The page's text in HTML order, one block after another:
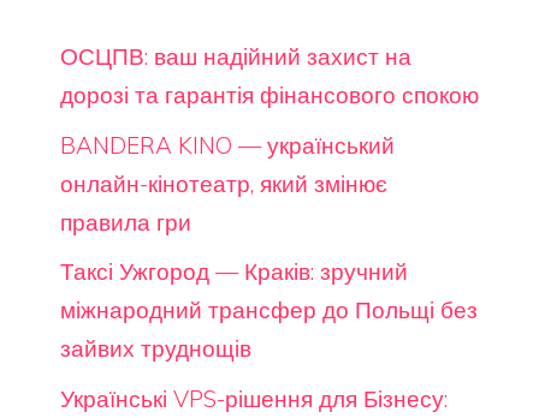
ОСЦПВ: ваш надійний захист на
дорозі та гарантія фінансового спокою
BANDERA KINO — український
онлайн-кінотеатр, який змінює
правила гри
Таксі Ужгород — Краків: зручний
міжнародний трансфер до Польщі без
зайвих труднощів
Українські VPS-рішення для Бізнесу: